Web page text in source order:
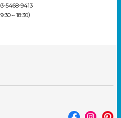
5468-9413
9:30～18:30）